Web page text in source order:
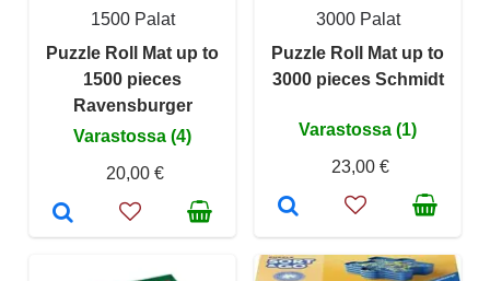
1500 Palat
Puzzle Roll Mat up to
1500 pieces
Ravensburger
Varastossa (4)
20,00 €
3000 Palat
Puzzle Roll Mat up to
3000 pieces Schmidt
Varastossa (1)
23,00 €